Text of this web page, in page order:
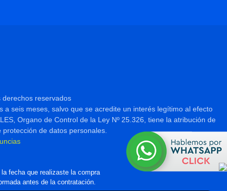
derechos reservados
seis meses, salvo que se acredite un interés legítimo al efecto
Organo de Control de la Ley Nº 25.326, tiene la atribución de
de datos personales.
fecha que realizaste la compra
antes de la contratación.